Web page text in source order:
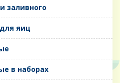
заливного
яиц
в наборах